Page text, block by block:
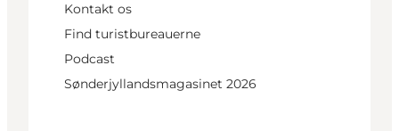
Kontakt os
Find turistbureauerne
Podcast
Sønderjyllandsmagasinet 2026